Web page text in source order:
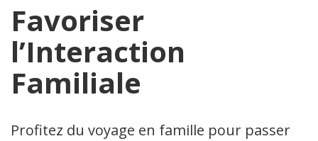
Favoriser
l’Interaction
Familiale
Profitez du voyage en famille pour passer